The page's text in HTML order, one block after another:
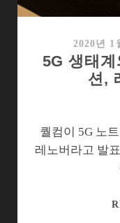
2020년 1
5G 생태
션,
퀄컴이 5G 노
레노버라고 발